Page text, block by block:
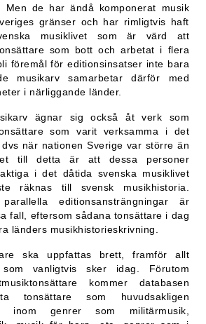
Men de har ändå komponerat musik
gränser och har rimligtvis haft
musiklivet som är värd att
som bott och arbetat i flera
föremål för editionsinsatser inte bara
musikarv samarbetar därför med
i närliggande länder.
ägnar sig också åt verk som
som varit verksamma i det
när nationen Sverige var större än
till detta är att dessa personer
i det dåtida svenska musiklivet
räknas till svensk musikhistoria.
editionsansträngningar är
fall, eftersom sådana tonsättare i dag
länders musikhistorieskrivning.
ska uppfattas brett, framför allt
vanligtvis sker idag. Förutom
kommer databasen
tonsättare som huvudsakligen
inom genrer som militärmusik,